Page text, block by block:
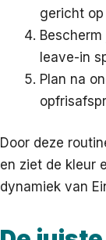
gericht
leave-in
Plan na
Door deze
en ziet de kleur
dynamiek van